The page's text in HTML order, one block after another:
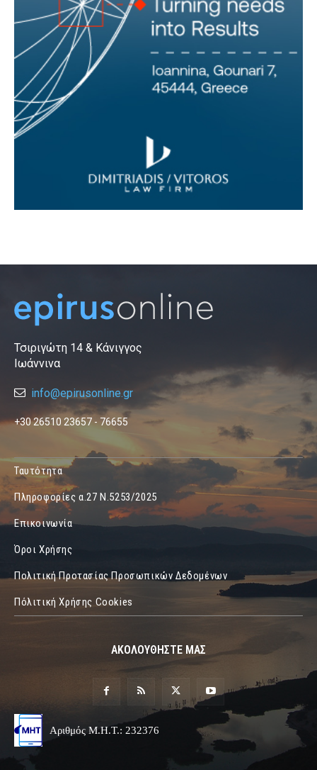
Τσιριγώτη 14 & Κάνιγγος
Ιωάννινα
info@epirusonline.gr
+30 26510 23657 - 76655
Ταυτότητα
Πληροφορίες α.27 Ν.5253/2025
Επικοινωνία
Όροι Χρήσης
Πολιτική Προτασίας Προσωπικών Δεδομένων
Πόλιτική Χρήσης Cookies
ΑΚΟΛΟΥΘΗΣΤΕ ΜΑΣ
Αριθμός Μ.Η.Τ.: 232376